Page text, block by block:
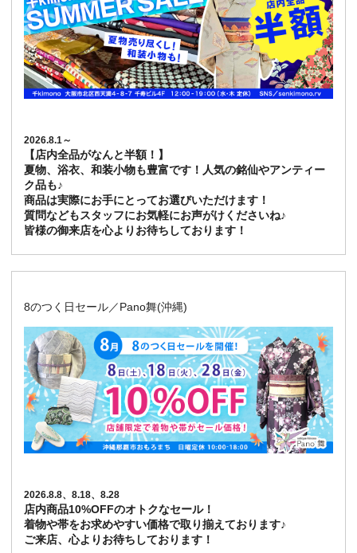
2026.8.1～
【店内全品がなんと半額！】
夏物、浴衣、和装小物も豊富です！人気の銘仙やアンティー
ク品も♪
商品は実際にお手にとってお選びいただけます！
質問などもスタッフにお気軽にお声がけくださいね♪
皆様の御来店を心よりお待ちしております！
8のつく日セール／Pano舞(沖縄)
2026.8.8、8.18、8.28
店内商品10%OFFのオトクなセール！
着物や帯をお求めやすい価格で取り揃えております♪
ご来店、心よりお待ちしております！